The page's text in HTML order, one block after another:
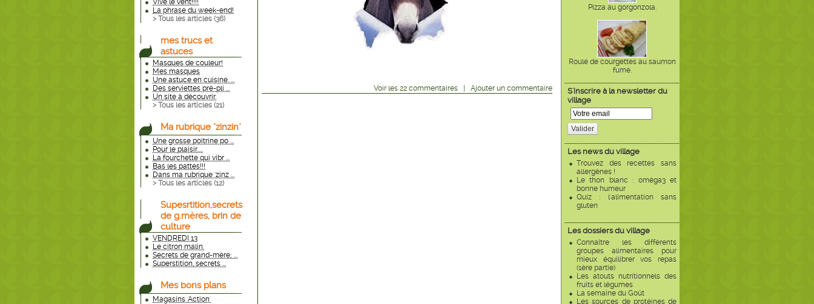
Pizza au gorgonzola.
Roulé de courgettes au saumon
fumé.
S'inscrire à la newsletter du
village
Valider
Les news du village
Trouvez des recettes sans
allergènes !
Le thon blanc : oméga3 et
bonne humeur
Quiz : l'alimentation sans
gluten
Les dossiers du village
Connaître les différents
groupes alimentaires pour
mieux équilibrer vos repas
(1ère partie)
Les atouts nutritionnels des
fruits et légumes
La semaine du Goût
Les sources de protéines de
Vive le vent!!!!
La phrase du week-end!
> Tous les articles (36)
mes trucs et
astuces
Masques de couleur!
Mes masques
Une astuce en cuisine. ...
Des serviettes pré-pli ...
Un site à découvrir.
> Tous les articles (21)
Ma rubrique "zinzin"
Une grosse poitrine po ...
Pour le plaisir.....
La fourchette qui vibr ...
Bas les pattes!!!
Dans ma rubrique 'zinz ...
> Tous les articles (12)
Supesrtition,secrets
de g.mères, brin de
culture
VENDREDI 13
Le citron malin.
Secrets de grand-mère; ...
Superstition, secrets ...
Mes bons plans
Magasins 'Action'
Voir les 22 commentaires Ajouter un commentaire